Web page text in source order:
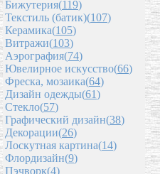
Бижутерия(119)
Текстиль (батик)(107)
Керамика(105)
Витражи(103)
Аэрография(74)
Ювелирное искусство(66)
Фреска, мозаика(64)
Дизайн одежды(61)
Стекло(57)
Графический дизайн(38)
Декорации(26)
Лоскутная картина(14)
Флордизайн(9)
Пэчворк(4)